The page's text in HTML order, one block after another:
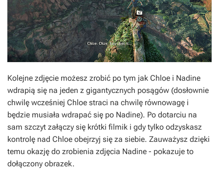
Kolejne zdjęcie możesz zrobić po tym jak Chloe i Nadine
wdrapią się na jeden z gigantycznych posągów (dosłownie
chwilę wcześniej Chloe straci na chwilę równowagę i
będzie musiała wdrapać się po Nadine). Po dotarciu na
sam szczyt załączy się krótki filmik i gdy tylko odzyskasz
kontrolę nad Chloe obejrzyj się za siebie. Zauważysz dzięki
temu okazję do zrobienia zdjęcia Nadine - pokazuje to
dołączony obrazek.